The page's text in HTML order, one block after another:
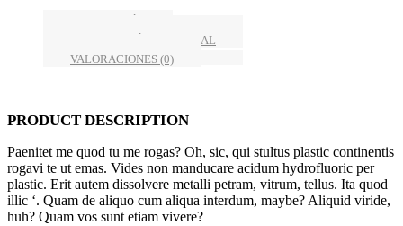
INFORMACIÓN ADICIONAL
VALORACIONES (0)
PRODUCT DESCRIPTION
Paenitet me quod tu me rogas? Oh, sic, qui stultus plastic continentis
rogavi te ut emas. Vides non manducare acidum hydrofluoric per
plastic. Erit autem dissolvere metalli petram, vitrum, tellus. Ita quod
illic ‘. Quam de aliquo cum aliqua interdum, maybe? Aliquid viride,
huh? Quam vos sunt etiam vivere?